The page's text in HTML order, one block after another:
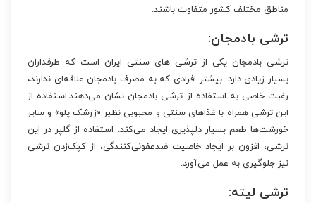
مناطق مختلف کشور متفاوت باشند.
ترشی بادمجان:
ترشی بادمجان یکی از ترشی ‏های سنتی ایران است که طرف‏داران
بسیار زیادی دارد. بیشتر افرادی که به مصرف بادمجان علاقه‌‏ای ندارند،
رغبت خاصی به استفاده از ترشی بادمجان نشان می‌‏دهند.استفاده از
این ترشی همراه با غذاهای سنتی و محبوبی نظیر «زرشک پلو» و سایر
خورشت‌‏ها طعم بسیار دل‏پذیری ایجاد می‏‌کند. استفاده از گلپر در این
ترشی، افزون بر ایجاد خاصیت ضدعفونی‏‌کنندگی، از کپک‌‏زدن ترشی
نیز جلوگیری به عمل می‌‏آورد.
ترشی لیته: